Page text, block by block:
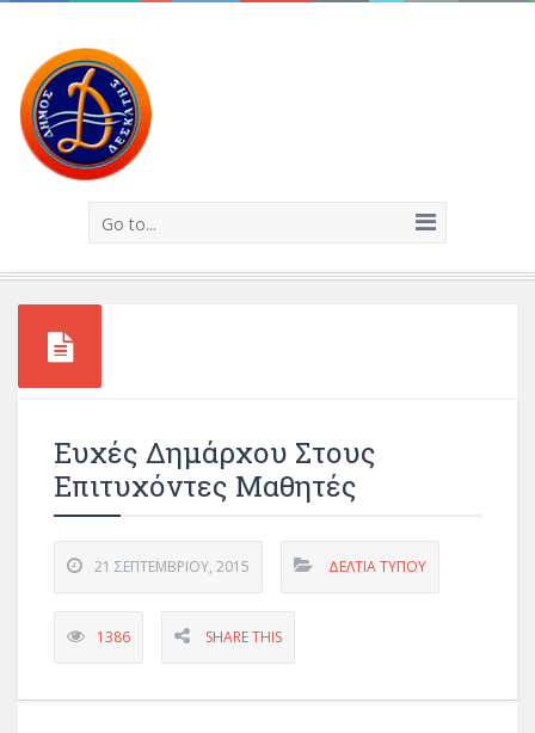
Go to...
Ευχές Δημάρχου Στους
Επιτυχόντες Μαθητές
21 ΣΕΠΤΕΜΒΡΊΟΥ, 2015 ΔΕΛΤΊΑ ΤΎΠΟΥ
1386 SHARE THIS